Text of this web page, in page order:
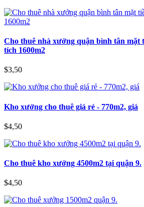
Cho thuê nhà xưởng quận bình tân mặt
tích 1600m2
$3,50
Kho xưởng cho thuê giá rẻ - 770m2, giá
$4,50
Cho thuê kho xưởng 4500m2 tại quận 9.
$4,50